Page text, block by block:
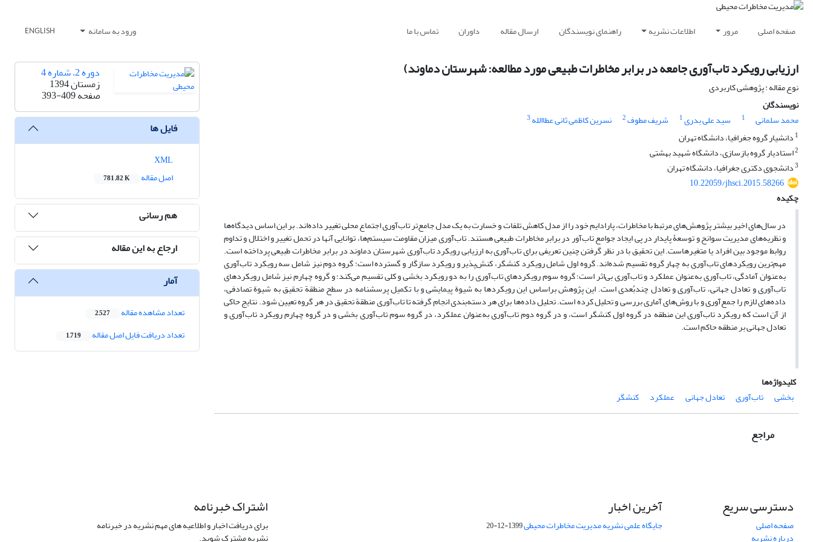
صفحه اصلی مرور اطلاعات نشریه راهنمای نویسندگان ارسال مقاله داوران تماس با ما ورود به سامانه ENGLISH
ارزیابی رویکرد تاب‌آوری جامعه در برابر مخاطرات طبیعی مورد مطالعه: شهرستان دماوند)
نوع مقاله : پژوهشی کاربردی
نویسندگان
محمد سلمانی
1 سید علی بدری1 شریف مطوف2 نسرین کاظمی ثانی عطاالله 3
1 دانشیار گروه جغرافیا، دانشگاه تهران
2استادیار گروه بازسازی، دانشگاه شهید بهشتی
3دانشجوی دکتری جغرافیا، دانشگاه تهران
10.22059/jhsci.2015.58266
چکیده
در سال‌های اخیر بیشتر پژوهش‌های مرتبط با مخاطرات، پارادایم خود را از مدل کاهش تلفات و خسارت به یک مدل جامع‌تر تاب‌آوری اجتماع محلی تغییر داده‌اند. بر این اساس دیدگاه‌ها
و نظریه‌های مدیریت سوانح و توسعۀ پایدار در پی ایجاد جوامع تاب‌آور در برابر مخاطرات طبیعی هستند. تاب‌آوری میزان مقاومت سیستم‌ها، توانایی آنها در تحمل تغییر و اختلال و تداوم
روابط موجود بین افراد یا متغیرهاست. این تحقیق با در نظر گرفتن چنین تعریفی برای تاب‌آوری به ارزیابی رویکرد تاب‌آوری شهرستان دماوند در برابر مخاطرات طبیعی پرداخته است.
مهم‌ترین رویکردهای تاب‌آوری به چهار گروه تقسیم شده‌اند. گروه اول شامل رویکرد کنشگر، کنش‌پذیر و رویکرد سازگار و گسترده است؛ گروه دوم نیز شامل سه رویکرد تاب‌آوری
به‌عنوان آمادگی، تاب‌آوری به‌عنوان عملکرد و تاب‌آوری بی‌اثر است؛ گروه سوم رویکردهای تاب‌آوری را به دو رویکرد بخشی و کلی تقسیم‌ می‌کند؛ و گروه چهارم نیز شامل رویکردهای
تاب‌آوری و تعادل جهانی، تاب‌آوری و تعادل چندبُعدی است. این پژوهش براساس این رویکردها به شیوة پیمایشی و با تکمیل پرسشنامه در سطح منطقة تحقیق به شیوة تصادفی،
داده‌های لازم را جمع‌آوری و با روش‌های آماری بررسی و تحلیل کرده است. تحلیل داده‌ها برای هر دسته‌بندی انجام گرفته تا تاب‌آوری منطقة تحقیق در هر گروه تعیین شود. نتایج حاکی
از آن است که رویکرد تاب‌آوری این منطقه در گروه اول کنشگر است، و در گروه دوم تاب‌آوری به‌عنوان عملکرد، در گروه سوم تاب‌آوری بخشی و در گروه چهارم رویکرد تاب‌آوری و
تعادل جهانی بر منطقه حاکم است.
کلیدواژه‌ها
بخشی
تاب‌آوری تعادل جهانی عملکرد کنشگر
مراجع
دوره 2، شماره 4
زمستان 1394
صفحه393-409
فایل ها
اصل مقاله
781.82 K
هم رسانی
ارجاع به این مقاله
آمار
تعداد مشاهده مقاله 2,527
تعداد دریافت فایل اصل مقاله 1,719
دسترسی سریع
صفحه اصلی
درباره نشریه
آخرین اخبار
جایگاه علمی نشریه مدیریت مخاطرات محیطی1399-12-20
اشتراک خبرنامه
برای دریافت اخبار و اطلاعیه های مهم نشریه در خبرنامه
نشریه مشترک شوید.